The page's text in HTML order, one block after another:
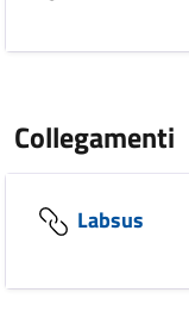
Collegamenti
Labsus